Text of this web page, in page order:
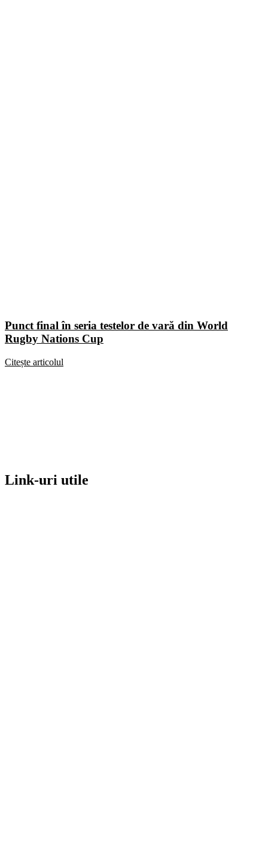
Punct final în seria testelor de vară din World
Rugby Nations Cup
Citește articolul
Link-uri utile